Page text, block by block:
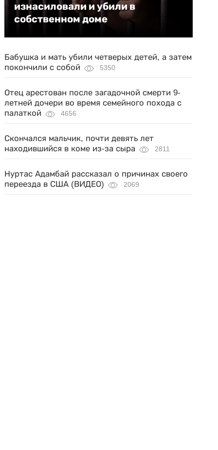
изнасиловали и убили в
собственном доме
Бабушка и мать убили четверых детей, а затем
покончили с собой
5350
Отец арестован после загадочной смерти 9-
летней дочери во время семейного похода с
палаткой
4656
Скончался мальчик, почти девять лет
находившийся в коме из-за сыра
2811
Нуртас Адамбай рассказал о причинах своего
переезда в США (ВИДЕО)
2069